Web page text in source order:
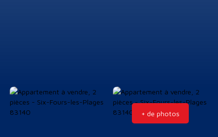
+ de photos